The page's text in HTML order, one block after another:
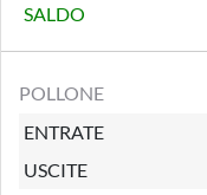
SALDO
POLLONE
ENTRATE
USCITE